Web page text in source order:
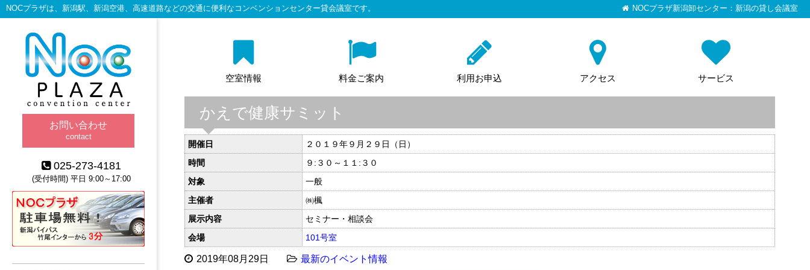
NOCプラザは、新潟駅、新潟空港、高速道路などの交通に便利なコンベンションセンター貸会議室です。 NOCプラザ新潟卸センター：新潟の貸し会議室
空室情報 料金ご案内 利用お申込 アクセス サービス
かえで健康サミット
開催日
２０１９年９月２９日（日）
時間
９:３０～１１:３０
対象
一般
主催者
㈱楓
展示内容
セミナー・相談会
会場
101号室
2019年08月29日 最新のイベント情報
お問い合わせ
contact
025-273-4181
(受付時間) 平日 9:00～17:00